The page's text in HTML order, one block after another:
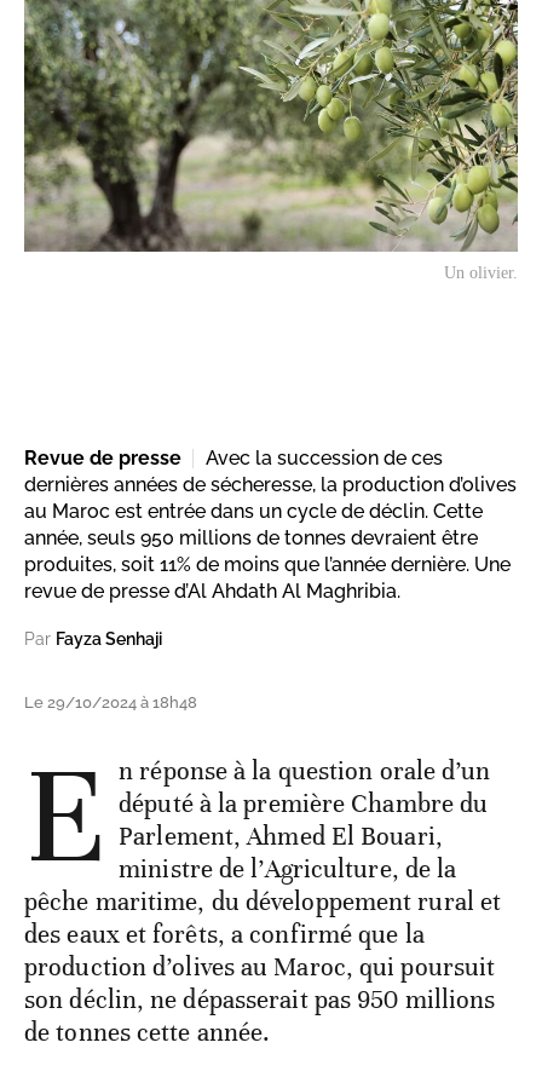
Un olivier.
Revue de presse
Avec la succession de ces
dernières années de sécheresse, la production d’olives
au Maroc est entrée dans un cycle de déclin. Cette
année, seuls 950 millions de tonnes devraient être
produites, soit 11% de moins que l’année dernière. Une
revue de presse d’Al Ahdath Al Maghribia.
Par Fayza Senhaji
Le 29/10/2024 à 18h48
E n réponse à la question orale d’un
député à la première Chambre du
Parlement, Ahmed El Bouari,
ministre de l’Agriculture, de la
pêche maritime, du développement rural et
des eaux et forêts, a confirmé que la
production d’olives au Maroc, qui poursuit
son déclin, ne dépasserait pas 950 millions
de tonnes cette année.